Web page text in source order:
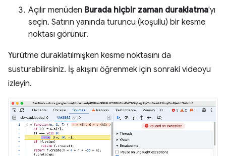
Açılır menüden Burada hiçbir zaman duraklatma'yı
seçin. Satırın yanında turuncu (koşullu) bir kesme
noktası görünür.
Yürütme duraklatılmışken kesme noktasını da
susturabilirsiniz. İş akışını öğrenmek için sonraki videoyu
izleyin.